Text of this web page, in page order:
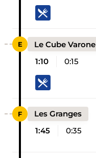
Le Cube Varone
1:10
0:15
Les Granges
1:45
0:35